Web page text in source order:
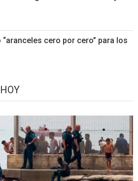
“aranceles cero por cero” para los